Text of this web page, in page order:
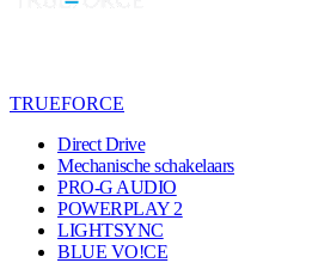
TRUEFORCE
Direct Drive
Mechanische schakelaars
PRO-G AUDIO
POWERPLAY 2
LIGHTSYNC
BLUE VO!CE